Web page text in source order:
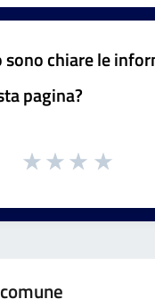
sono chiare le
pagina?